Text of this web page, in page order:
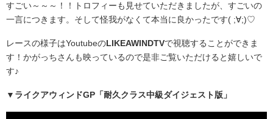
すごい～～～！！トロフィーも見せていただきましたが、すごいの
一言につきます。そして怪我がなくて本当に良かったです( ;∀;)♡
レースの様子はYoutubeのLIKEAWINDTVで視聴することができま
す！かがっちさんも映っているので是非ご覧いただけると嬉しいで
す♪
▼ライクアウィンドGP「耐久クラス中級ダイジェスト版」